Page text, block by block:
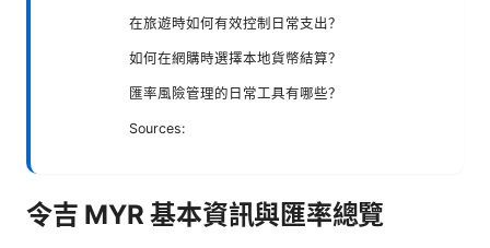
在旅遊時如何有效控制日常支出？
如何在網購時選擇本地貨幣結算？
匯率風險管理的日常工具有哪些？
Sources:
令吉 MYR 基本資訊與匯率總覽